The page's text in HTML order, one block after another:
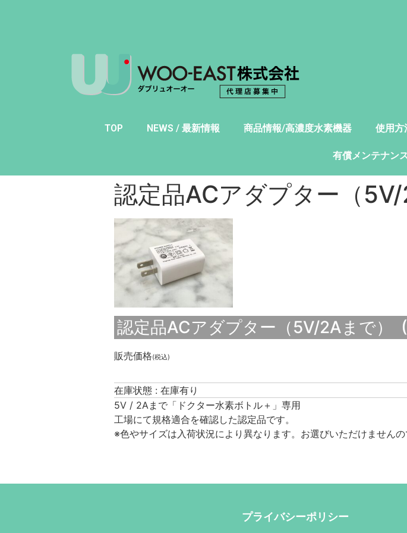
TOP NEWS / 最新情報 商品情報/高濃度水素機器 使用方
有償メンテナン
認定品ACアダプター（5V/
認定品ACアダプター（5V/2Aまで）
販売価格(税込)
在庫状態 : 在庫有り
5V / 2Aまで「ドクター水素ボトル＋」専用
工場にて規格適合を確認した認定品です。
※色やサイズは入荷状況により異なります。お選びいただけませんの
プライバシーポリシー